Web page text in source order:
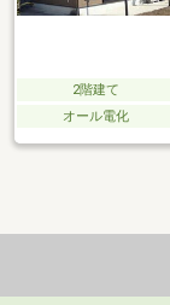
2階建て
オール電化